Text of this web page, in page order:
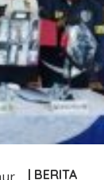
| BERITA